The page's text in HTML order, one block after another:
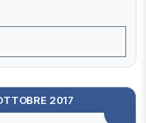
2017